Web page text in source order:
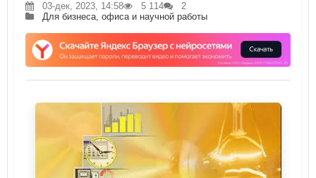
03-дек, 2023, 14:58 5 114
2
Для бизнеса, офиса и научной работы